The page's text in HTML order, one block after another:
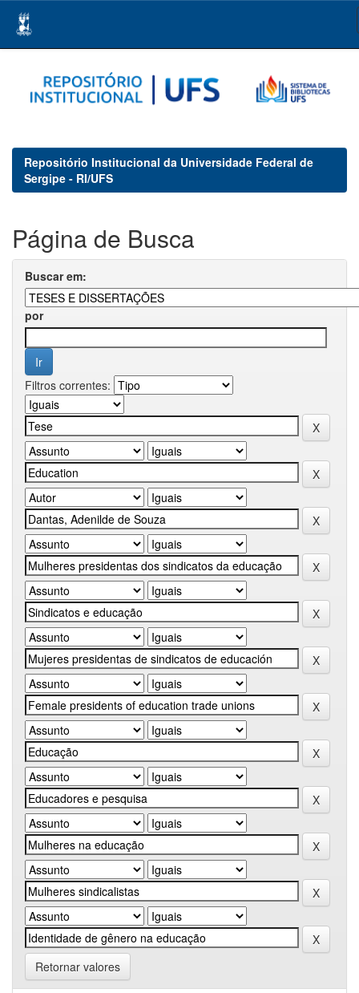
navigation
Repositório Institucional da Universidade Federal de
Sergipe - RI/UFS
Página de Busca
Buscar em:
por
Filtros correntes:
Retornar valores